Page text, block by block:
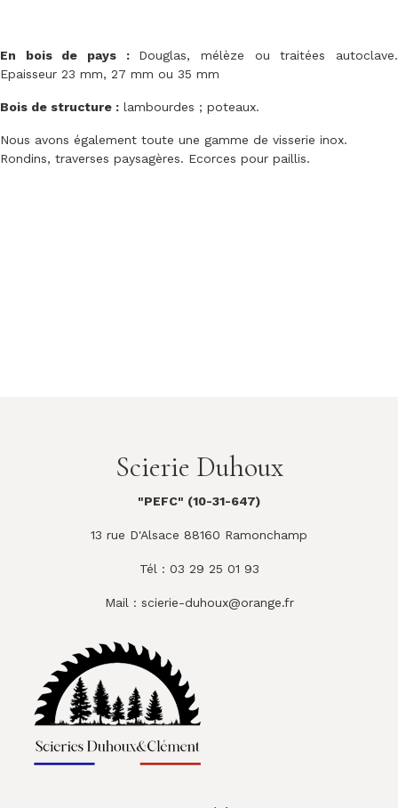
En bois de pays : Douglas, mélèze ou traitées autoclave.
Epaisseur 23 mm, 27 mm ou 35 mm
Bois de structure : lambourdes ; poteaux.
Nous avons également toute une gamme de visserie inox.
Rondins, traverses paysagères. Ecorces pour paillis.
Scierie Duhoux
"PEFC" (10-31-647)
13 rue D'Alsace 88160 Ramonchamp
Tél : 03 29 25 01 93
Mail : scierie-duhoux@orange.fr